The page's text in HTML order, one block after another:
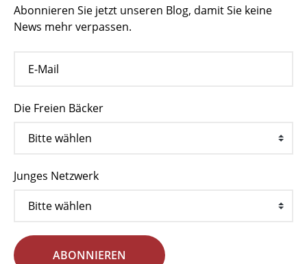
Abonnieren Sie jetzt unseren Blog, damit Sie keine
News mehr verpassen.
Die Freien Bäcker
Junges Netzwerk
ABONNIEREN